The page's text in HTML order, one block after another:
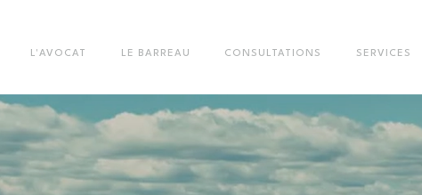
L'AVOCAT LE BARREAU CONSULTATIONS SERVICES